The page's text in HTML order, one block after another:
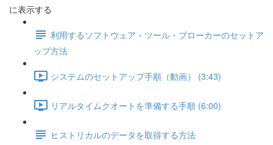
に表示する
利用するソフトウェア・ツール・ブローカーのセットア
ップ方法
システムのセットアップ手順（動画） (3:43)
リアルタイムクオートを準備する手順 (6:00)
ヒストリカルのデータを取得する方法